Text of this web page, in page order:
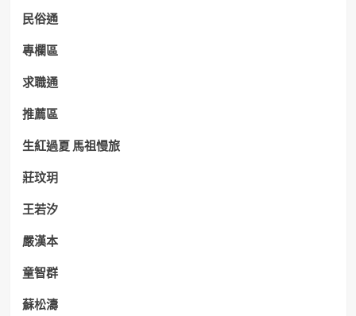
民俗通
專欄區
求職通
推薦區
生紅過夏 馬祖慢旅
莊玟玥
王若汐
嚴漢本
童智群
蘇松濤